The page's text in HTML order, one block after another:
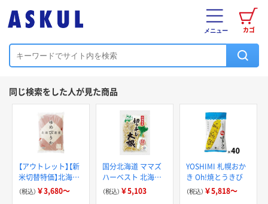
カゴ
メニュー
同じ検索をした人が見た商品
【アウトレット】【新
米切替特価】北海道
産ゆめぴりか 精白
米/無洗米 5kg 令和
（税込） ￥3,680～
国分北海道 ママズ
ハーベスト 北海道
産皮付切り干し大根
45g x20 1966366 1
（税込） ￥5,103
YOSHIMI 札幌おか
き Oh!焼とうきび
（税込） ￥5,818～